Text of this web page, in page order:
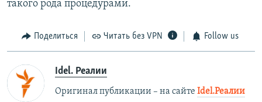
такого рода процедурами.
Поделиться Читать без VPN Follow us
Idel. Реалии
Оригинал публикации – на сайте Idel.Реалии